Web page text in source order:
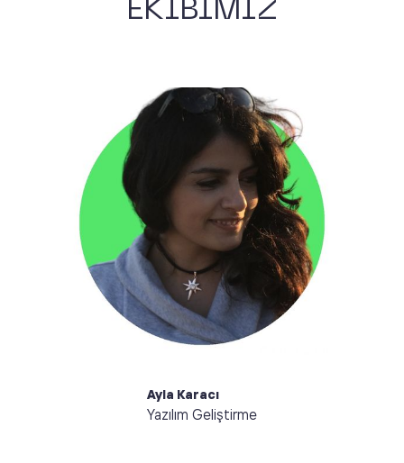
EKİBİMİZ
Merhaba, ben Ayla. Yazılım geliştirici olarak
çalışıyorum. Amacım, müşterilerimize en iyi yazılım
deneyimini sunmak. Sıkı çalışmanın en iyi eşlikçisi
dans etmektir. Dans etmeyi, özellikle de Salsa’yı çok
seviyorum. Ayrıca kamp yapmaktan ve seyahat
etmekten keyif alıyorum.
Ayla Karacı
Yazılım Geliştirme